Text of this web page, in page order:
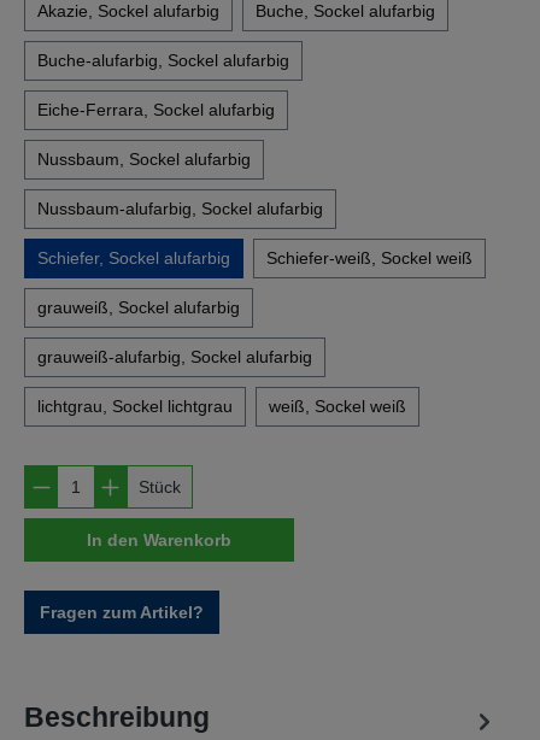
Akazie, Sockel alufarbig Buche, Sockel alufarbig
Buche-alufarbig, Sockel alufarbig
Eiche-Ferrara, Sockel alufarbig
Nussbaum, Sockel alufarbig
Nussbaum-alufarbig, Sockel alufarbig
Schiefer, Sockel alufarbig Schiefer-weiß, Sockel weiß
grauweiß, Sockel alufarbig
grauweiß-alufarbig, Sockel alufarbig
lichtgrau, Sockel lichtgrau weiß, Sockel weiß
Produkt Anzahl: Gib den gewünschten
Stück
In den Warenkorb
Fragen zum Artikel?
Beschreibung